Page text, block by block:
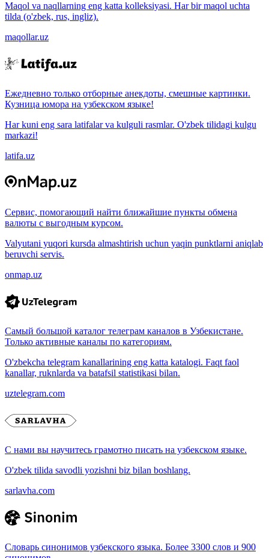
Maqol va naqllarning eng katta kolleksiyasi. Har bir maqol uchta
tilda (o'zbek, rus, ingliz).
maqollar.uz
Ежедневно только отборные анекдоты, смешные картинки.
Кузница юмора на узбекском языке!
Har kuni eng sara latifalar va kulguli rasmlar. O'zbek tilidagi kulgu
markazi!
latifa.uz
Сервис, помогающий найти ближайшие пункты обмена
валюты с выгодным курсом.
Valyutani yuqori kursda almashtirish uchun yaqin punktlarni aniqlab
beruvchi servis.
onmap.uz
Самый большой каталог телеграм каналов в Узбекистане.
Только активные каналы по категориям.
O'zbekcha telegram kanallarining eng katta katalogi. Faqt faol
kanallar, ruknlarda va batafsil statistikasi bilan.
uztelegram.com
С нами вы научитесь грамотно писать на узбекском языке.
O'zbek tilida savodli yozishni biz bilan boshlang.
sarlavha.com
Словарь синонимов узбекского языка. Более 3300 слов и 900